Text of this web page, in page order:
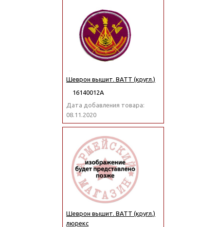
Шеврон вышит. ВАТТ (кругл.)
16140012А
Дата добавления товара:
08.11.2020
Шеврон вышит. ВАТТ (кругл.)
люрекс